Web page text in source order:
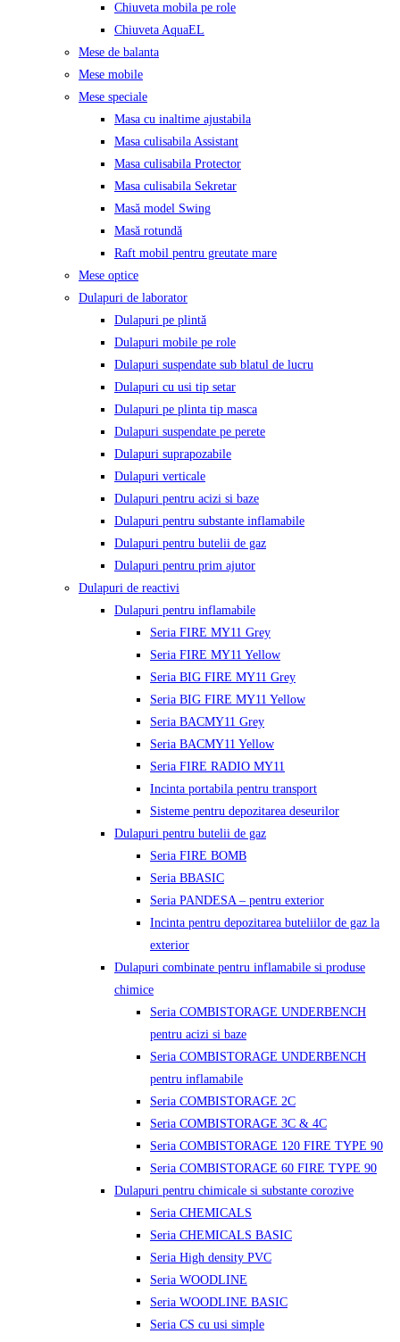
Chiuveta mobila pe role
Chiuveta AquaEL
Mese de balanta
Mese mobile
Mese speciale
Masa cu inaltime ajustabila
Masa culisabila Assistant
Masa culisabila Protector
Masa culisabila Sekretar
Masă model Swing
Masă rotundă
Raft mobil pentru greutate mare
Mese optice
Dulapuri de laborator
Dulapuri pe plintă
Dulapuri mobile pe role
Dulapuri suspendate sub blatul de lucru
Dulapuri cu usi tip setar
Dulapuri pe plinta tip masca
Dulapuri suspendate pe perete
Dulapuri suprapozabile
Dulapuri verticale
Dulapuri pentru acizi si baze
Dulapuri pentru substante inflamabile
Dulapuri pentru butelii de gaz
Dulapuri pentru prim ajutor
Dulapuri de reactivi
Dulapuri pentru inflamabile
Seria FIRE MY11 Grey
Seria FIRE MY11 Yellow
Seria BIG FIRE MY11 Grey
Seria BIG FIRE MY11 Yellow
Seria BACMY11 Grey
Seria BACMY11 Yellow
Seria FIRE RADIO MY11
Incinta portabila pentru transport
Sisteme pentru depozitarea deseurilor
Dulapuri pentru butelii de gaz
Seria FIRE BOMB
Seria BBASIC
Seria PANDESA – pentru exterior
Incinta pentru depozitarea buteliilor de gaz la
exterior
Dulapuri combinate pentru inflamabile si produse
chimice
Seria COMBISTORAGE UNDERBENCH
pentru acizi si baze
Seria COMBISTORAGE UNDERBENCH
pentru inflamabile
Seria COMBISTORAGE 2C
Seria COMBISTORAGE 3C & 4C
Seria COMBISTORAGE 120 FIRE TYPE 90
Seria COMBISTORAGE 60 FIRE TYPE 90
Dulapuri pentru chimicale si substante corozive
Seria CHEMICALS
Seria CHEMICALS BASIC
Seria High density PVC
Seria WOODLINE
Seria WOODLINE BASIC
Seria CS cu usi simple